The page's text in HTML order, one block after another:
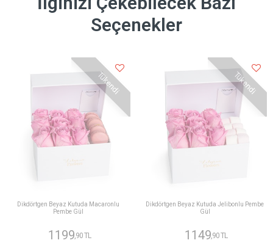
Seçenekler
Tükendi
Dikdörtgen Beyaz Kutuda Macaronlu
Pembe Gül
1199 ,90 TL
Tükendi
Dikdörtgen Beyaz Kutuda Jelibonlu Pembe
Gül
1149 ,90 TL